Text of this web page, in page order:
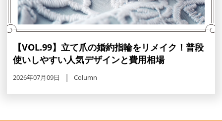
【VOL.99】立て爪の婚約指輪をリメイク！普段
使いしやすい人気デザインと費用相場
2026年07月09日 Column